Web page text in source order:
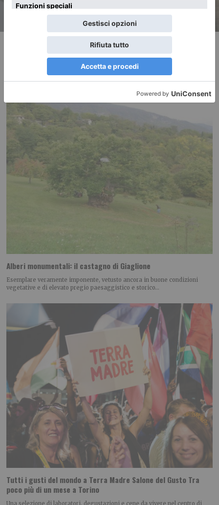
RECENTI:
Alberi monumentali: il castagno di Giaglione
Esemplare veramente imponente, vetusto ancora in buone condizioni
vegetative e di elevato pregio paesaggistico e storico…
Tutti i gusti del mondo a Terra Madre Salone del Gusto Tra
poco più di un mese a Torino